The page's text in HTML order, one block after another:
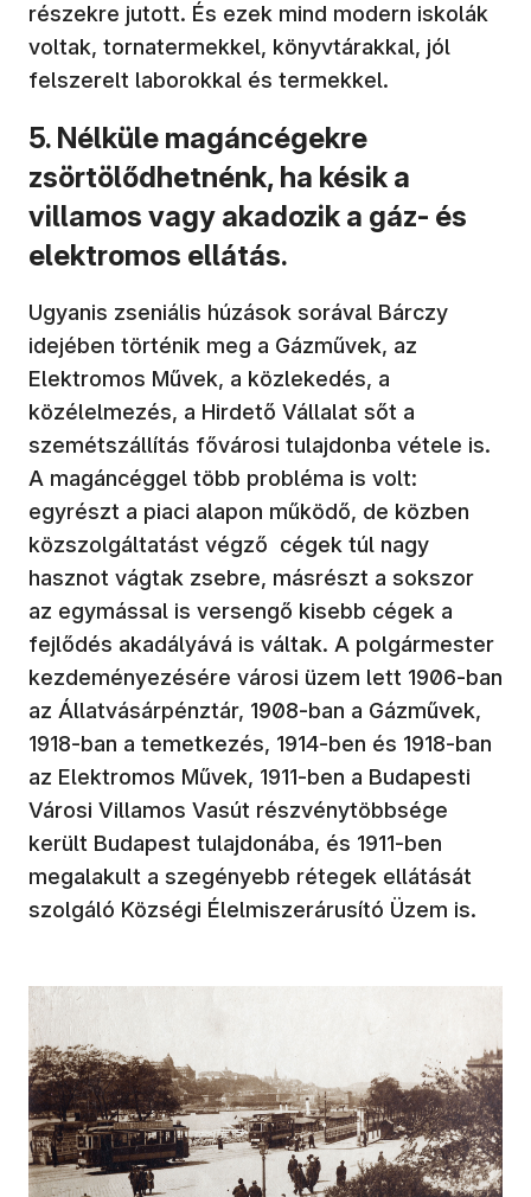
részekre jutott. És ezek mind modern iskolák
voltak, tornatermekkel, könyvtárakkal, jól
felszerelt laborokkal és termekkel.
5. Nélküle magáncégekre
zsörtölődhetnénk, ha késik a
villamos vagy akadozik a gáz- és
elektromos ellátás.
Ugyanis zseniális húzások sorával Bárczy
idejében történik meg a Gázművek, az
Elektromos Művek, a közlekedés, a
közélelmezés, a Hirdető Vállalat sőt a
szemétszállítás fővárosi tulajdonba vétele is.
A magáncéggel több probléma is volt:
egyrészt a piaci alapon működő, de közben
közszolgáltatást végző cégek túl nagy
hasznot vágtak zsebre, másrészt a sokszor
az egymással is versengő kisebb cégek a
fejlődés akadályává is váltak. A polgármester
kezdeményezésére városi üzem lett 1906-ban
az Állatvásárpénztár, 1908-ban a Gázművek,
1918-ban a temetkezés, 1914-ben és 1918-ban
az Elektromos Művek, 1911-ben a Budapesti
Városi Villamos Vasút részvénytöbbsége
került Budapest tulajdonába, és 1911-ben
megalakult a szegényebb rétegek ellátását
szolgáló Községi Élelmiszerárusító Üzem is.